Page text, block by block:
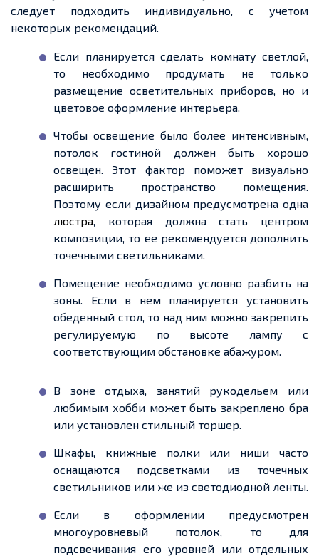
следует подходить индивидуально, с учетом
некоторых рекомендаций.
Если планируется сделать комнату светлой,
то необходимо продумать не только
размещение осветительных приборов, но и
цветовое оформление интерьера.
Чтобы освещение было более интенсивным,
потолок гостиной должен быть хорошо
освещен. Этот фактор поможет визуально
расширить пространство помещения.
Поэтому если дизайном предусмотрена одна
люстра, которая должна стать центром
композиции, то ее рекомендуется дополнить
точечными светильниками.
Помещение необходимо условно разбить на
зоны. Если в нем планируется установить
обеденный стол, то над ним можно закрепить
регулируемую по высоте лампу с
соответствующим обстановке абажуром.
В зоне отдыха, занятий рукодельем или
любимым хобби может быть закреплено бра
или установлен стильный торшер.
Шкафы, книжные полки или ниши часто
оснащаются подсветками из точечных
светильников или же из светодиодной ленты.
Если в оформлении предусмотрен
многоуровневый потолок, то для
подсвечивания его уровней или отдельных